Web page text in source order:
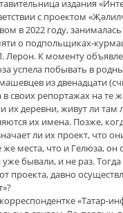
издания
с проектом
в 2022 году,
о подпольщиках-
Лерон. К моменту
успела побывать в
из двенадцати
в своих репортажах на те
их деревни, живут ли там
их имена. Позже,
ли их проект, что
места, что и Гелюза, он
бывали, и не раз.
проекта, давно
«Татар-